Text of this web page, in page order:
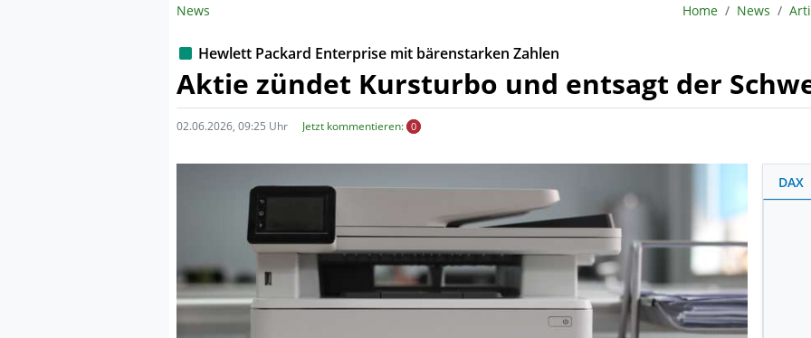
News BörsenNEWS.de
Home News
Hewlett Packard Enterprise mit bärenstarken Zahlen
Aktie zündet Kursturbo und entsagt der
02.06.2026, 09:25 Uhr Jetzt kommentieren: 0
DAX